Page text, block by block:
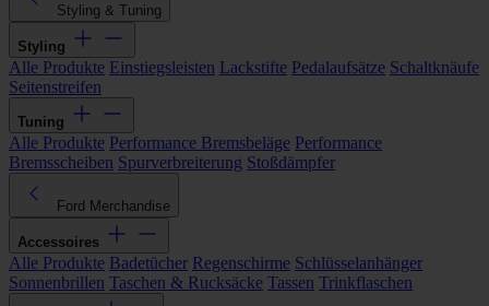
Styling & Tuning
Styling
Alle Produkte Einstiegsleisten Lackstifte Pedalaufsätze Schaltknäufe
Seitenstreifen
Tuning
Alle Produkte Performance Bremsbeläge Performance
Bremsscheiben Spurverbreiterung Stoßdämpfer
Ford Merchandise
Accessoires
Alle Produkte Badetücher Regenschirme Schlüsselanhänger
Sonnenbrillen Taschen & Rucksäcke Tassen Trinkflaschen